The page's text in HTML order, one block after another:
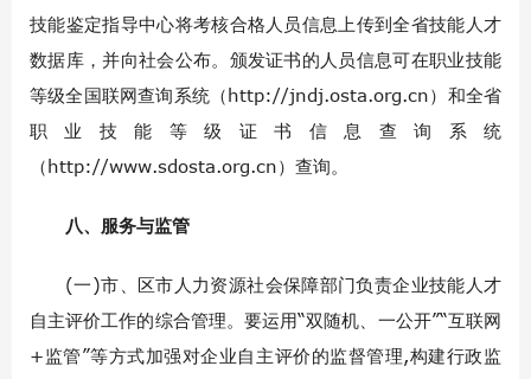
技能鉴定指导中心将考核合格人员信息上传到全省技能人才
数据库，并向社会公布。颁发证书的人员信息可在职业技能
等级全国联网查询系统（http://jndj.osta.org.cn）和全省
职业技能等级证书信息查询系统
（http://www.sdosta.org.cn）查询。
八、服务与监管
(一)市、区市人力资源社会保障部门负责企业技能人才
自主评价工作的综合管理。要运用“双随机、一公开”“互联网
+监管”等方式加强对企业自主评价的监督管理,构建行政监